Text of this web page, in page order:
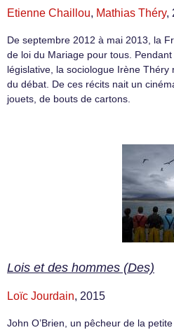
Etienne Chaillou, Mathias Théry,
De septembre 2012 à mai 2013, la
de loi du Mariage pour tous.
législative, la sociologue Irène
du débat. De ces récits nait un
jouets, de bouts de cartons.
Lois et des hommes (Des)
Loïc Jourdain, 2015
John O’Brien, un pêcheur de la